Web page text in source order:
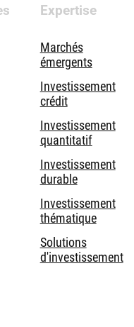
Expertise
Marchés
émergents
Investissement
crédit
Investissement
quantitatif
Investissement
durable
Investissement
thématique
Solutions
d'investissement